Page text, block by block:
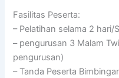
Fasilitas Peserta:
– Pelatihan selama 2 hari/
– pengurusan 3 Malam
pengurusan)
– Tanda Peserta